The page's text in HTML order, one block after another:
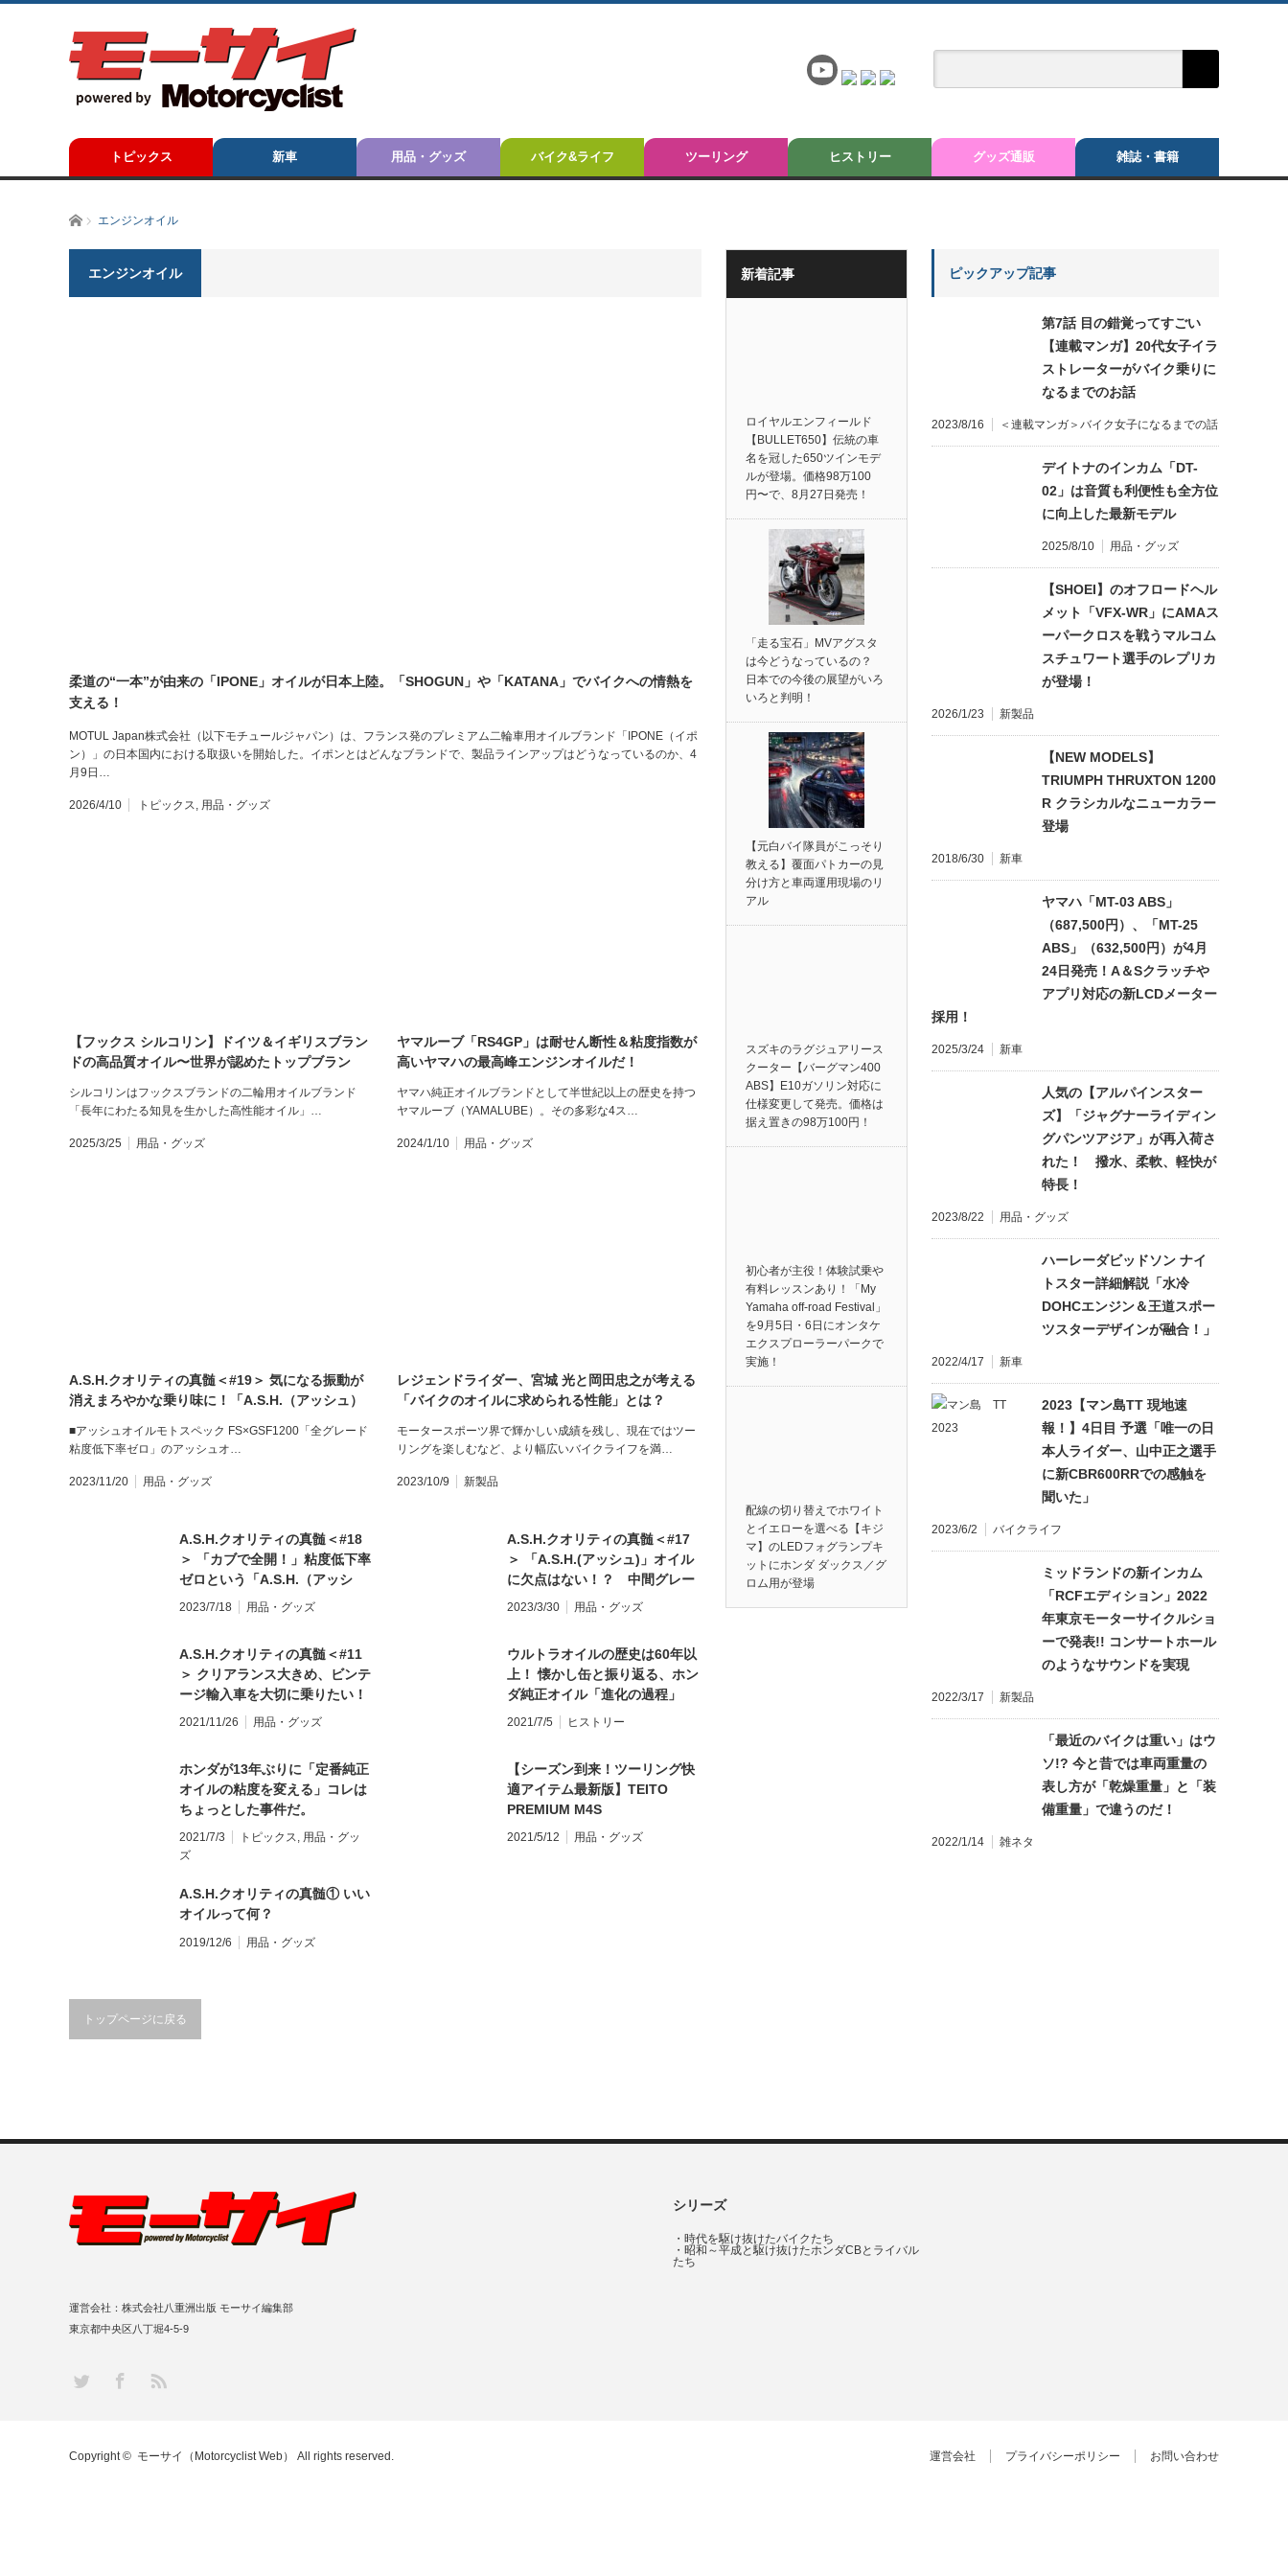
トピックス 新車 用品・グッズ バイク&ライフ ツーリング ヒストリー グッズ通販 雑誌・書籍
ホームエンジンオイル
エンジンオイル
柔道の“一本”が由来の「IPONE」オイルが日本上陸。「SHOGUN」や「KATANA」でバイクへの情熱を
支える！
MOTUL Japan株式会社（以下モチュールジャパン）は、フランス発のプレミアム二輪車用オイルブランド「IPONE（イポ
ン）」の日本国内における取扱いを開始した。イポンとはどんなブランドで、製品ラインアップはどうなっているのか、4
月9日…
2026/4/10 トピックス, 用品・グッズ
【フックス シルコリン】ドイツ＆イギリスブラン
ドの高品質オイル〜世界が認めたトップブラン
シルコリンはフックスブランドの二輪用オイルブランド
「長年にわたる知見を生かした高性能オイル」…
2025/3/25 用品・グッズ
ヤマルーブ「RS4GP」は耐せん断性＆粘度指数が
高いヤマハの最高峰エンジンオイルだ！
ヤマハ純正オイルブランドとして半世紀以上の歴史を持つ
ヤマルーブ（YAMALUBE）。その多彩な4ス…
2024/1/10 用品・グッズ
A.S.H.クオリティの真髄＜#19＞ 気になる振動が
消えまろやかな乗り味に！「A.S.H.（アッシュ）
■アッシュオイルモトスペック FS×GSF1200「全グレード
粘度低下率ゼロ」のアッシュオ…
2023/11/20 用品・グッズ
レジェンドライダー、宮城 光と岡田忠之が考える
「バイクのオイルに求められる性能」とは？
モータースポーツ界で輝かしい成績を残し、現在ではツー
リングを楽しむなど、より幅広いバイクライフを満…
2023/10/9 新製品
A.S.H.クオリティの真髄＜#18
＞ 「カブで全開！」粘度低下率
ゼロという「A.S.H.（アッシ
ュ）オイル」の実力を連続高回
2023/7/18 用品・グッズ
A.S.H.クオリティの真髄＜#17
＞ 「A.S.H.(アッシュ)」オイル
に欠点はない！？ 中間グレー
ドの「VSE MOTO-SPEC」で回
2023/3/30 用品・グッズ
A.S.H.クオリティの真髄＜#11
＞ クリアランス大きめ、ビンテ
ージ輸入車を大切に乗りたい！
2021/11/26 用品・グッズ
ウルトラオイルの歴史は60年以
上！ 懐かし缶と振り返る、ホン
ダ純正オイル「進化の過程」
2021/7/5 ヒストリー
ホンダが13年ぶりに「定番純正
オイルの粘度を変える」コレは
ちょっとした事件だ。
2021/7/3 トピックス, 用品・グッ
ズ
【シーズン到来！ツーリング快
適アイテム最新版】TEITO
PREMIUM M4S
2021/5/12 用品・グッズ
A.S.H.クオリティの真髄① いい
オイルって何？
2019/12/6 用品・グッズ
トップページに戻る
新着記事
ロイヤルエンフィールド
【BULLET650】伝統の車
名を冠した650ツインモデ
ルが登場。価格98万100
円〜で、8月27日発売！
「走る宝石」MVアグスタ
は今どうなっているの？
日本での今後の展望がいろ
いろと判明！
【元白バイ隊員がこっそり
教える】覆面パトカーの見
分け方と車両運用現場のリ
アル
スズキのラグジュアリース
クーター【バーグマン400
ABS】E10ガソリン対応に
仕様変更して発売。価格は
据え置きの98万100円！
初心者が主役！体験試乗や
有料レッスンあり！「My
Yamaha off-road Festival」
を9月5日・6日にオンタケ
エクスプローラーパークで
実施！
配線の切り替えでホワイト
とイエローを選べる【キジ
マ】のLEDフォグランプキ
ットにホンダ ダックス／グ
ロム用が登場
ピックアップ記事
第7話 目の錯覚ってすごい
【連載マンガ】20代女子イラ
ストレーターがバイク乗りに
なるまでのお話
2023/8/16 ＜連載マンガ＞バイク女子になるまでの話
デイトナのインカム「DT-
02」は音質も利便性も全方位
に向上した最新モデル
2025/8/10 用品・グッズ
【SHOEI】のオフロードヘル
メット「VFX-WR」にAMAス
ーパークロスを戦うマルコム
スチュワート選手のレプリカ
が登場！
2026/1/23 新製品
【NEW MODELS】
TRIUMPH THRUXTON 1200
R クラシカルなニューカラー
登場
2018/6/30 新車
ヤマハ「MT-03 ABS」
（687,500円）、「MT-25
ABS」（632,500円）が4月
24日発売！A＆Sクラッチや
アプリ対応の新LCDメーター
採用！
2025/3/24 新車
人気の【アルパインスター
ズ】「ジャグナーライディン
グパンツアジア」が再入荷さ
れた！ 撥水、柔軟、軽快が
特長！
2023/8/22 用品・グッズ
ハーレーダビッドソン ナイ
トスター詳細解説「水冷
DOHCエンジン＆王道スポー
ツスターデザインが融合！」
2022/4/17 新車
2023【マン島TT 現地速
報！】4日目 予選「唯一の日
本人ライダー、山中正之選手
に新CBR600RRでの感触を
聞いた」
2023/6/2 バイクライフ
ミッドランドの新インカム
「RCFエディション」2022
年東京モーターサイクルショ
ーで発表!! コンサートホール
のようなサウンドを実現
2022/3/17 新製品
「最近のバイクは重い」はウ
ソ!? 今と昔では車両重量の
表し方が「乾燥重量」と「装
備重量」で違うのだ！
2022/1/14 雑ネタ
シリーズ
・ 時代を駆け抜けたバイクたち
・ 昭和～平成と駆け抜けたホンダCBとライバル
たち
運営会社：株式会社八重洲出版 モーサイ編集部
東京都中央区八丁堀4-5-9
Twitter Facebook
RSS
運営会社 プライバシーポリシー お問い合わせ
Copyright © モーサイ（Motorcyclist Web） All rights reserved.